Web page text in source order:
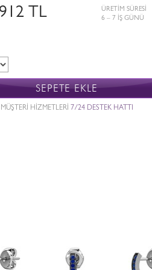
TL
ÜRETİM SÜRESİ
6 – 7 İŞ GÜNÜ
SEPETE EKLE
MÜŞTERİ HİZMETLERİ 7/24 DESTEK HATTI